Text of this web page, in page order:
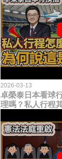
2026-03-13
卓榮泰日本看球
理嗎？私人行程